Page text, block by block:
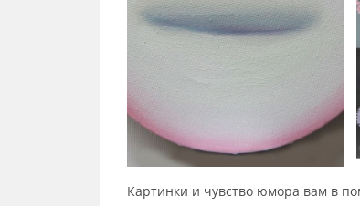
Картинки и чувство юмора вам в